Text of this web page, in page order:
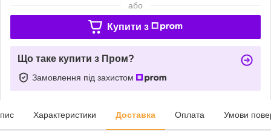
або
Купити з
Що таке купити з Пром?
Замовлення під захистом
Характеристики Доставка Оплата Умови